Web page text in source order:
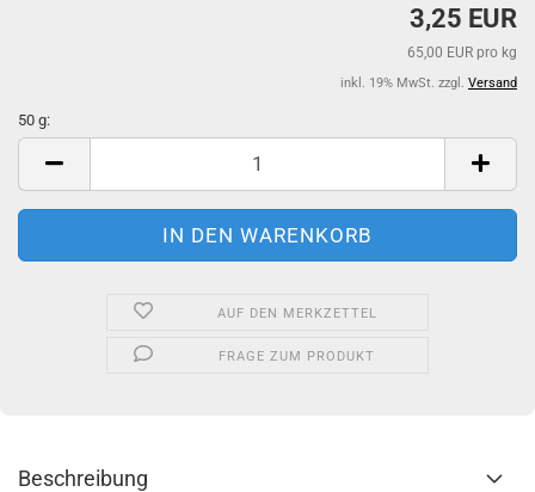
3,25 EUR
65,00 EUR pro kg
inkl. 19% MwSt. zzgl. Versand
50 g:
50
AUF DEN MERKZETTEL
FRAGE ZUM PRODUKT
Beschreibung